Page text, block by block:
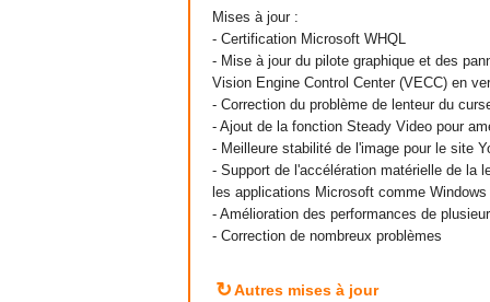
Mises à jour :
- Certification Microsoft WHQL
- Mise à jour du pilote graphique et des
Vision Engine Control Center (VECC) en
- Correction du problème de lenteur du
- Ajout de la fonction Steady Video pour
- Meilleure stabilité de l'image pour le site
- Support de l'accélération matérielle de la
les applications Microsoft comme
- Amélioration des performances de
- Correction de nombreux problèmes
↻Autres mises à jour